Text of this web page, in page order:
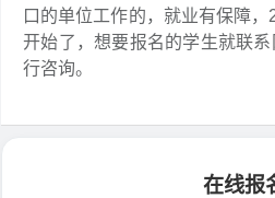
口的单位工作的，就业有保障
开始了，想要报名的学生就联
行咨询。
在线报